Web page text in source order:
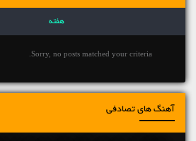
هفته
Sorry, no posts matched your criteria.
آهنگ های تصادفی